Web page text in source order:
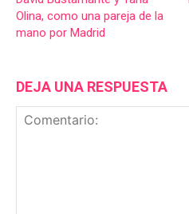
Olina, como una pareja de la
mano por Madrid
DEJA UNA RESPUESTA